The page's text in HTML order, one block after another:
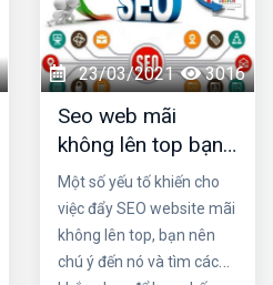
kiếm thời kỳ COVID
ảnh hưởng tới SEO
như thế nào?
23/03/2021 3016
Seo web mãi
không lên top bạn
có biết lý do là gì
không?
Một số yếu tố khiến cho
việc đẩy SEO website mãi
không lên top, bạn nên
chú ý đến nó và tìm cách